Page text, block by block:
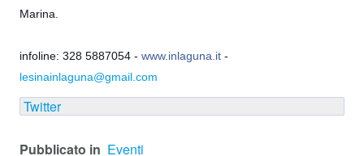
Marina.
infoline: 328 5887054 - www.inlaguna.it -
lesinainlaguna@gmail.com
Twitter
Pubblicato in Eventi